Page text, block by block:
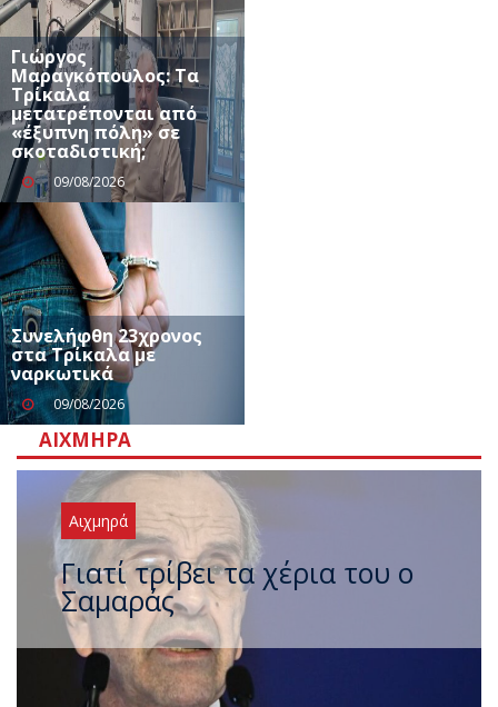
Γιώργος
Μαραγκόπουλος: Τα
Τρίκαλα
μετατρέπονται από
«έξυπνη πόλη» σε
σκοταδιστική;
09/08/2026
Συνελήφθη 23χρονος
στα Τρίκαλα με
ναρκωτικά
09/08/2026
ΑΙΧΜΗΡΆ
Αιχμηρά
Ξαναχτύπησαν